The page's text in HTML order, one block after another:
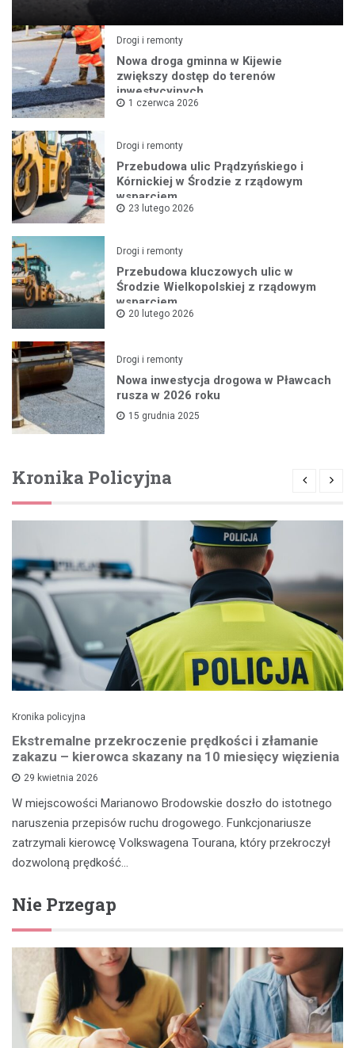
Drogi i remonty
Nowa droga gminna w Kijewie
zwiększy dostęp do terenów
inwestycyjnych
1 czerwca 2026
Drogi i remonty
Przebudowa ulic Prądzyńskiego i
Kórnickiej w Środzie z rządowym
wsparciem
23 lutego 2026
Drogi i remonty
Przebudowa kluczowych ulic w
Środzie Wielkopolskiej z rządowym
wsparciem
20 lutego 2026
Drogi i remonty
Nowa inwestycja drogowa w Pławcach
rusza w 2026 roku
15 grudnia 2025
Kronika Policyjna
Kronika policyjna
Ekstremalne przekroczenie prędkości i złamanie
zakazu – kierowca skazany na 10 miesięcy więzienia
29 kwietnia 2026
W miejscowości Marianowo Brodowskie doszło do istotnego
naruszenia przepisów ruchu drogowego. Funkcjonariusze
zatrzymali kierowcę Volkswagena Tourana, który przekroczył
dozwoloną prędkość…
Nie Przegap